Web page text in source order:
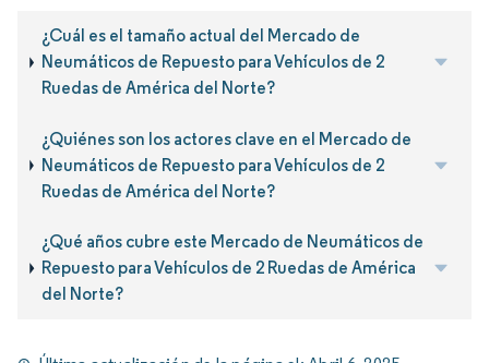
¿Cuál es el tamaño actual del Mercado de
Neumáticos de Repuesto para Vehículos de 2
Ruedas de América del Norte?
¿Quiénes son los actores clave en el Mercado de
Neumáticos de Repuesto para Vehículos de 2
Ruedas de América del Norte?
¿Qué años cubre este Mercado de Neumáticos de
Repuesto para Vehículos de 2 Ruedas de América
del Norte?